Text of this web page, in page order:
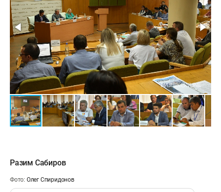
Разим Сабиров
Фото: Олег Спиридонов